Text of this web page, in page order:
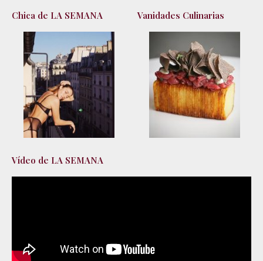
Chica de LA SEMANA Vanidades Culinarias
Vídeo de LA SEMANA